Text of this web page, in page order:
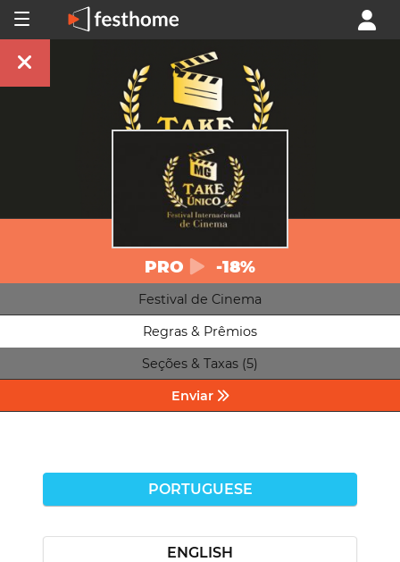
PRO -18%
Festival de Cinema
Regras & Prêmios
Seções & Taxas (5)
Enviar
PORTUGUESE
ENGLISH